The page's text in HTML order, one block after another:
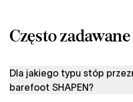
Często
Dla jakiego typu stóp
barefoot SHAPEN?